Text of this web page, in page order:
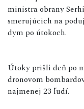
ministra obrany
smerujúcich na
dym po útokoch.
Útoky prišli deň po
dronovom
najmenej 23 ľudí.